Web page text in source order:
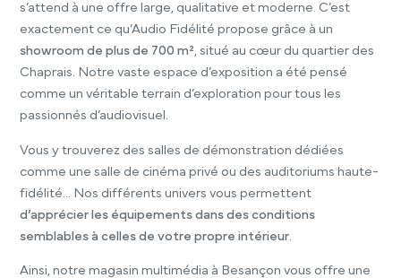
s’attend à une offre large, qualitative et moderne. C’est
exactement ce qu’Audio Fidélité propose grâce à un
showroom de plus de 700 m², situé au cœur du quartier des
Chaprais. Notre vaste espace d’exposition a été pensé
comme un véritable terrain d’exploration pour tous les
passionnés d’audiovisuel.
Vous y trouverez des salles de démonstration dédiées
comme une salle de cinéma privé ou des auditoriums haute-
fidélité… Nos différents univers vous permettent
d’apprécier les équipements dans des conditions
semblables à celles de votre propre intérieur
Ainsi, notre magasin multimédia à Besançon vous offre une